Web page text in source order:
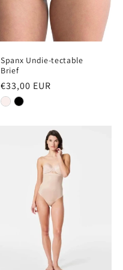
Spanx Undie-tectable
Brief
Normale
prijs
€33,00 EUR